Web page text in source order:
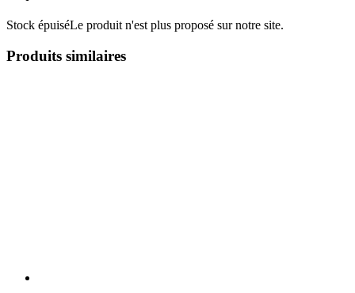
Stock épuiséLe produit n'est plus proposé sur notre site.
Produits similaires